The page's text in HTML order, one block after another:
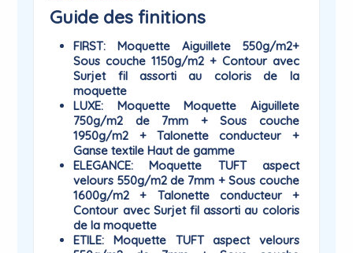
Guide des finitions
FIRST: Moquette Aiguillete 550g/m2+
Sous couche 1150g/m2 + Contour avec
Surjet fil assorti au coloris de la
moquette
LUXE: Moquette Moquette Aiguillete
750g/m2 de 7mm + Sous couche
1950g/m2 + Talonette conducteur +
Ganse textile Haut de gamme
ELEGANCE: Moquette TUFT aspect
velours 550g/m2 de 7mm + Sous couche
1600g/m2 + Talonette conducteur +
Contour avec Surjet fil assorti au coloris
de la moquette
ETILE: Moquette TUFT aspect velours